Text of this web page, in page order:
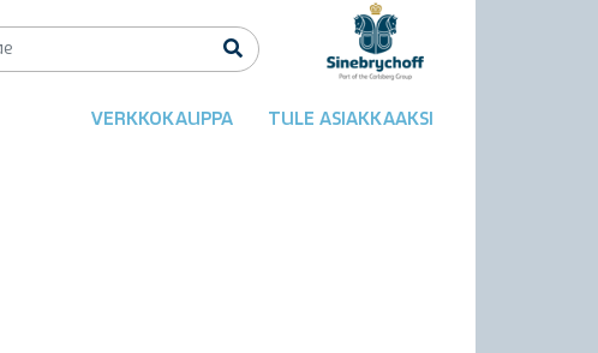
VERKKOKAUPPA TULE ASIAKKAAKSI